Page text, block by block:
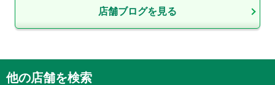
店舗ブログを見る
他の店舗を検索